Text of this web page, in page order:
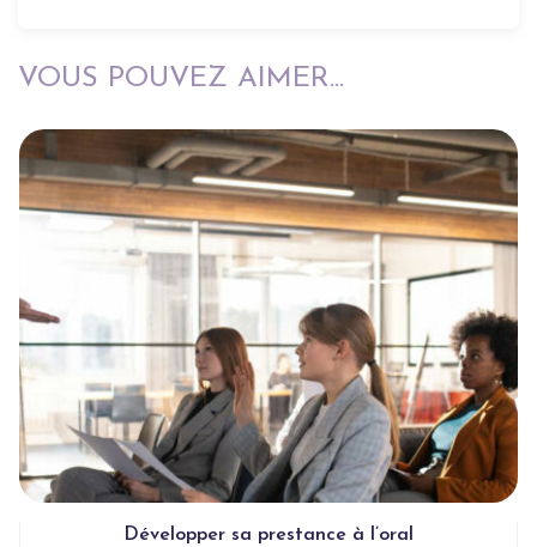
VOUS POUVEZ AIMER...
Développer sa prestance à l’oral